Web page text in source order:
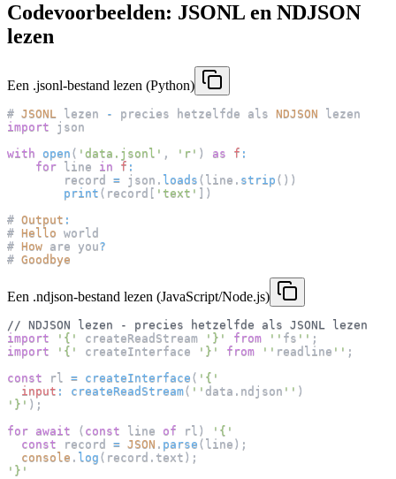
Codevoorbeelden: JSONL en NDJSON
lezen
Een .jsonl-bestand lezen (Python)
# JSONL lezen - precies hetzelfde als NDJSON lezen
import json
with
open ( 'data.jsonl' , 'r' ) as f :
for line in f :
        record
= json . loads ( line . strip ( ) )
print ( record [ 'text' ] )
# Output :
# Hello world
# How are you?
# Goodbye
Een .ndjson-bestand lezen (JavaScript/Node.js)
// NDJSON lezen - precies hetzelfde als JSONL lezen
import
'{' createReadStream '}' from '' fs '' ;
import
'{' createInterface '}' from '' readline '' ;
const rl = createInterface ( '{'
input : createReadStream( '' data . ndjson '' )
'}' ) ;
for await ( const line of rl )
'{'
const record = JSON . parse ( line ) ;
console . log ( record . text ) ;
'}'